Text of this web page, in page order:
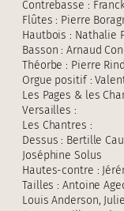
Contrebasse :
Flûtes : Pierre
Hautbois : Nathalie
Basson : Arnaud
Théorbe : Pierre
Orgue positif :
Les Pages & les
Versailles :
Les Chantres :
Dessus : Bertille
Joséphine Solus
Hautes-contre :
Tailles : Antoine
Louis Anderson,